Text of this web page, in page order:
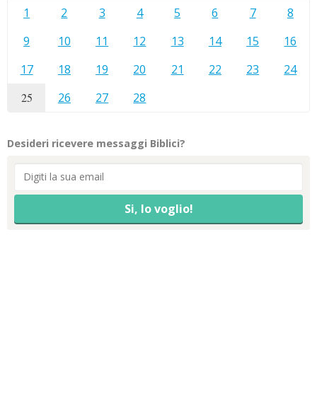
1 2 3 4 5 6 7
8
9
10 11 12 13 14 15
16
17
18 19 20 21 22 23 24
25 26 27 28
Desideri ricevere messaggi Biblici?